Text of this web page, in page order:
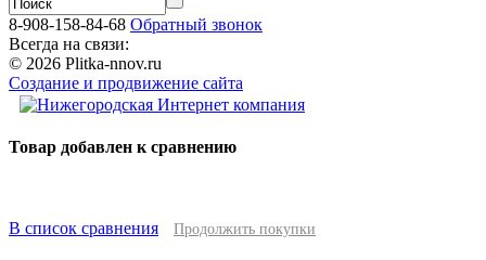
8-908-158-84-68 Обратный звонок
Всегда на связи:
© 2026 Plitka-nnov.ru
Создание и продвижение сайта
Товар добавлен к сравнению
В список сравнения Продолжить покупки